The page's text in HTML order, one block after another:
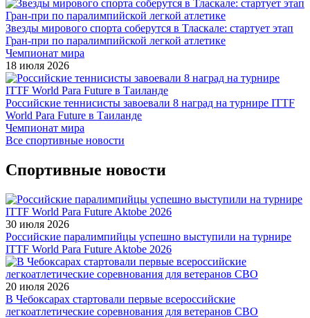
Звезды мирового спорта соберутся в Тласкале: стартует этап
Гран-при по паралимпийской легкой атлетике
Чемпионат мира
18 июля 2026
Российские теннисисты завоевали 8 наград на турнире ITTF
World Para Future в Таиланде
Чемпионат мира
Все спортивные новости
Спортивные новости
30 июля 2026
Российские паралимпийцы успешно выступили на турнире
ITTF World Para Future Aktobe 2026
20 июля 2026
В Чебоксарах стартовали первые всероссийские
легкоатлетические соревнования для ветеранов СВО